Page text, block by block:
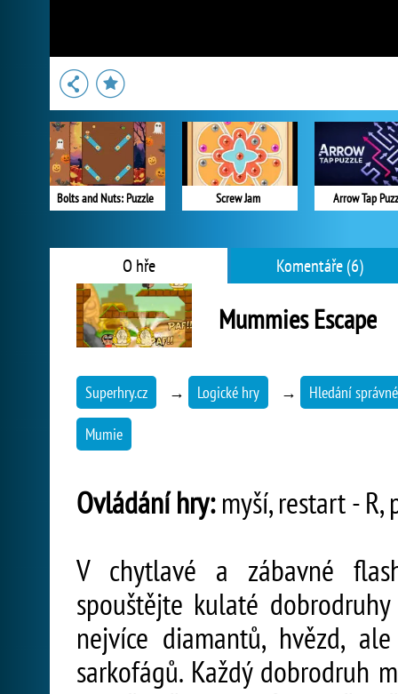
Bolts and Nuts: Puzzle Screw Jam Arrow Tap
O hře Komentáře (6)
Mummies Escape
Superhry.cz → Logické hry → Hledání
Mumie
Ovládání hry:myší, restart - R,
V chytlavé a zábavné
spouštějte kulaté
nejvíce diamantů, hvězd,
sarkofágů. Každý dobrodruh